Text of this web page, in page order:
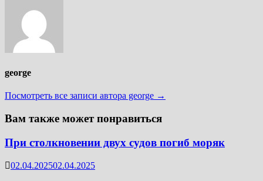
george
Посмотреть все записи автора george →
Вам также может понравиться
При столкновении двух судов погиб моряк
02.04.202502.04.2025